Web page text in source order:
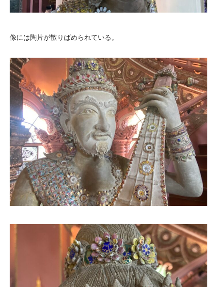
像には陶片が散りばめられている。